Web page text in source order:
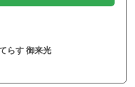
らす 御来光